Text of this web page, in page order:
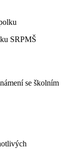
SRPMŠ
se školním